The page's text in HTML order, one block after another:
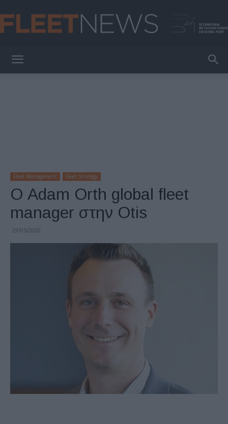
Fleet Management Fleet Strategy
Ο Adam Orth global fleet
manager στην Otis
29/05/2020